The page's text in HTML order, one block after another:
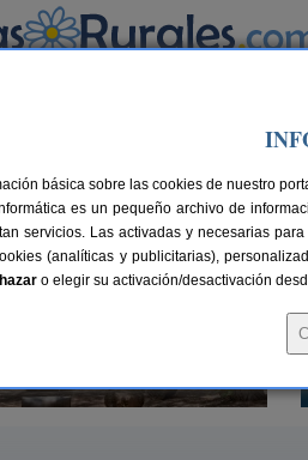
Rurales en Benizar
básica sobre las cookies de nuestro
es un pequeño archivo de
servicios. Las activadas y necesarias
(analíticas y publicitarias),
o elegir su activación/desactivación